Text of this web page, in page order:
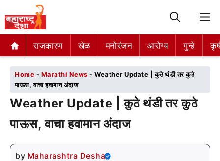
राजकारण खेळ मनोरंजन आरोग्य गुन्हे
राजकारण खेळ मनोरंजन आरोग्य गुन्हे
Home - Marathi News - Weather Update | कुठे थंडी तर कुठे
पाऊस, वाचा हवामान अंदाज
Weather Update | कुठे थंडी तर कुठे
पाऊस, वाचा हवामान अंदाज
by Maharashtra Desha